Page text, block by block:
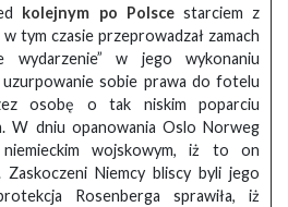
kolejnym po Polscestarciem z
w tym czasie przeprowadzał zamach
wydarzenie” w jego wykonaniu
uzurpowanie sobie prawa do fotelu
osobę o tak niskim poparciu
W dniu opanowania Oslo Norweg
niemieckim wojskowym, iż to on
Zaskoczeni Niemcy bliscy byli jego
Rosenberga sprawiła, iż